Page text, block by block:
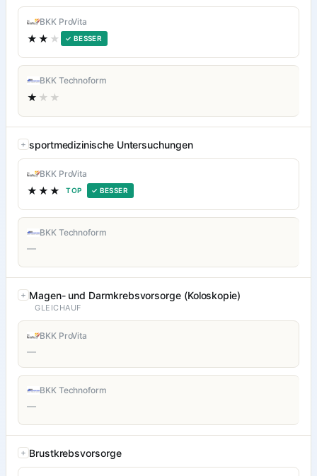
BKK ProVita
★★ ★ ✓ BESSER
BKK Technoform
★ ★★
sportmedizinische Untersuchungen
BKK ProVita
★★★ TOP ✓ BESSER
BKK Technoform
—
Magen- und Darmkrebsvorsorge (Koloskopie)
GLEICHAUF
BKK ProVita
—
BKK Technoform
—
Brustkrebsvorsorge